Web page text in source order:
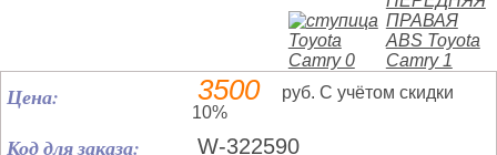
Цена: 3500
руб. С учётом скидки
10%
Код для заказа: W-322590